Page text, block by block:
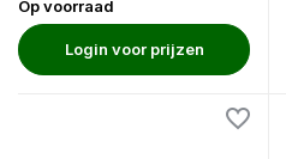
Op voorraad
Login voor prijzen